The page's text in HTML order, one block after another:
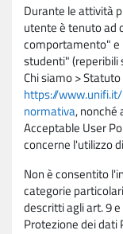
Durante le attività
utente è tenuto ad
comportamento" e
studenti" (reperibili
Chi siamo >
https://
normativa,
Acceptable User
concerne l'utilizzo
Non è consentito
categorie
descritti agli art. 9
Protezione dei dati